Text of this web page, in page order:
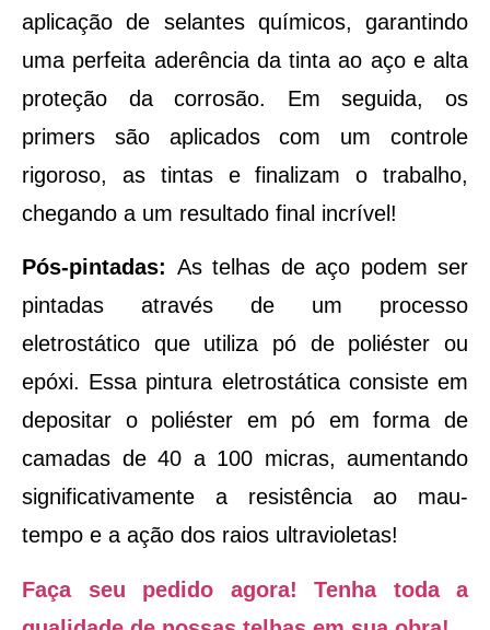
aplicação de selantes químicos, garantindo
uma perfeita aderência da tinta ao aço e alta
proteção da corrosão. Em seguida, os
primers são aplicados com um controle
rigoroso, as tintas e finalizam o trabalho,
chegando a um resultado final incrível!
Pós-pintadas: As telhas de aço podem ser
pintadas através de um processo
eletrostático que utiliza pó de poliéster ou
epóxi. Essa pintura eletrostática consiste em
depositar o poliéster em pó em forma de
camadas de 40 a 100 micras, aumentando
significativamente a resistência ao mau-
tempo e a ação dos raios ultravioletas!
Faça seu pedido agora! Tenha toda a